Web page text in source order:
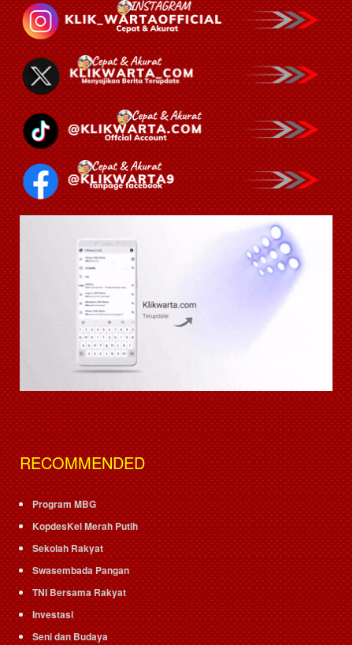
RECOMMENDED
Program MBG
KopdesKel Merah Putih
Sekolah Rakyat
Swasembada Pangan
TNI Bersama Rakyat
Investasi
Seni dan Budaya